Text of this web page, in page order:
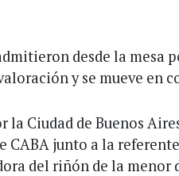
desde la mesa
y se mueve en
Ciudad de Buenos
CABA junto a la
del riñón de la menor